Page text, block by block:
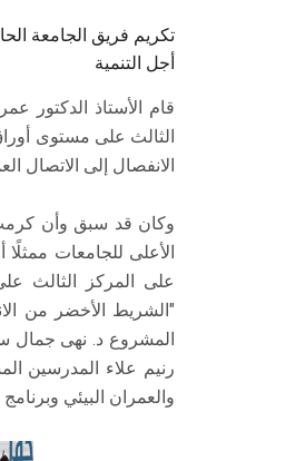
تكريم فريق الجامعة
أجل التنمية
قام الأستاذ الدكتور
الثالث على مستوى
الانفصال إلى الاتصال
وكان قد سبق وأن كرمت
الأعلى للجامعات
على المركز الثالث
"الشريط الأخضر من
المشروع د. نهى جمال
رنيم علاء المدرسين
والعمران البيئي